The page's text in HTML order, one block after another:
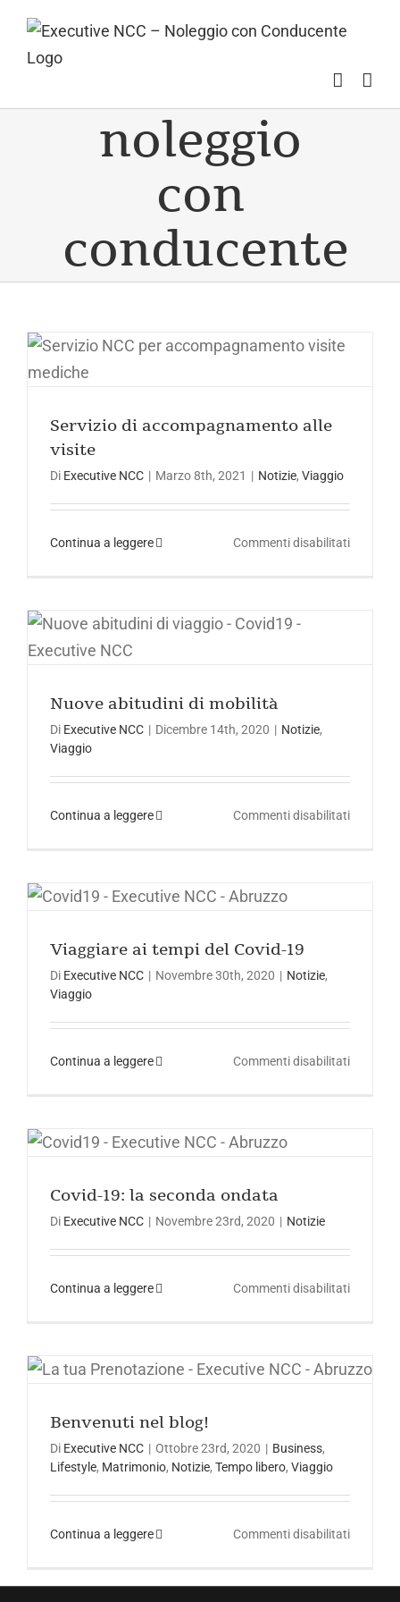
contenuto
noleggio
con
conducente
Servizio di accompagnamento alle
visite
Di Executive NCC | Marzo 8th, 2021 | Notizie, Viaggio
Continua a leggere Commenti disabilitatisu
Nuove abitudini di mobilità
Di Executive NCC | Dicembre 14th, 2020 | Notizie,
Viaggio
Continua a leggere Commenti disabilitatisu
Viaggiare ai tempi del Covid-19
Di Executive NCC | Novembre 30th, 2020 | Notizie,
Viaggio
Continua a leggere Commenti disabilitatisu
Covid-19: la seconda ondata
Di Executive NCC | Novembre 23rd, 2020 | Notizie
Continua a leggere Commenti disabilitatisu
seconda
Benvenuti nel blog!
Di Executive NCC | Ottobre 23rd, 2020 | Business,
Lifestyle, Matrimonio, Notizie, Tempo libero, Viaggio
Continua a leggere Commenti disabilitatisu